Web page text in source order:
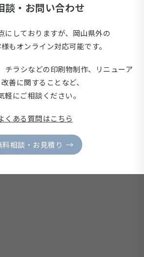
談・お問い合わせ
にしておりますが、岡山県外の
もオンライン対応可能です。
チラシなどの印刷物制作、
リニューア
善に関することなど、
軽にご相談ください。
くある質問はこちら
料相談・お見積り